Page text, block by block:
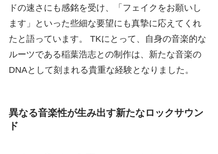
ドの速さにも感銘を受け、「フェイクをお願いし
ます」といった些細な要望にも真摯に応えてくれ
たと語っています。 TKにとって、自身の音楽的な
ルーツである稲葉浩志との制作は、新たな音楽の
DNAとして刻まれる貴重な経験となりました。
異なる音楽性が生み出す新たなロックサウン
ド